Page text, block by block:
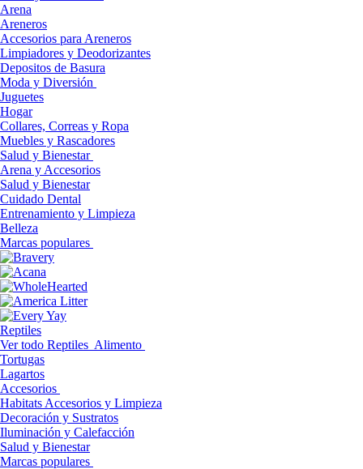
Arena
Areneros
Accesorios para Areneros
Limpiadores y Deodorizantes
Depositos de Basura
Moda y Diversión
Juguetes
Hogar
Collares, Correas y Ropa
Muebles y Rascadores
Salud y Bienestar
Arena y Accesorios
Salud y Bienestar
Cuidado Dental
Entrenamiento y Limpieza
Belleza
Marcas populares
Reptiles
Ver todo Reptiles Alimento
Tortugas
Lagartos
Accesorios
Habitats Accesorios y Limpieza
Decoración y Sustratos
Iluminación y Calefacción
Salud y Bienestar
Marcas populares